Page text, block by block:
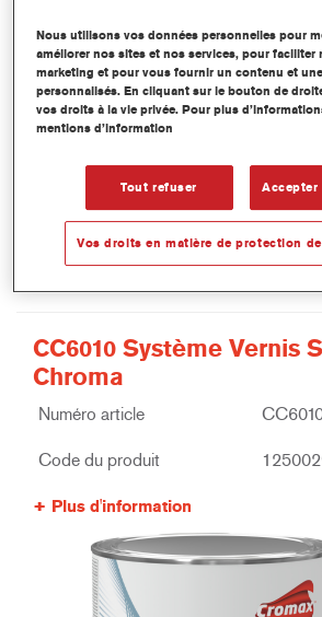
CC6010 Système Vernis
Chroma
Numéro article
Code du produit
Plus d'information
Nous utilisons vos données personnelles pour
améliorer nos sites et nos services, pour faciliter
marketing et pour vous fournir un contenu et
personnalisés. En cliquant sur le bouton de
vos droits à la vie privée. Pour plus
mentions d’information
Tout refuser Accepter
Vos droits en matière de protection